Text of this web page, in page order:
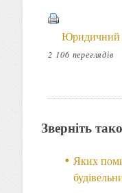
Юридичний
2 106 переглядів
Зверніть
Яких